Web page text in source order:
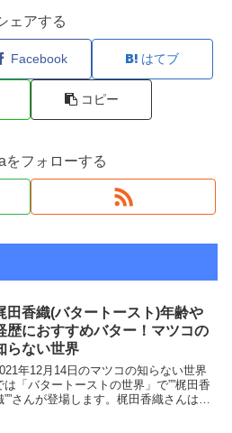
ェアする
Facebook はてブ
コピー
をフォローする
田香織(バタートースト)年齢や
歴におすすめバター！マツコの
らない世界
年12月14日のマツコの知らない世界
は「バタートーストの世界」で””梶田香
””さんが登場します。梶田香織さんは、